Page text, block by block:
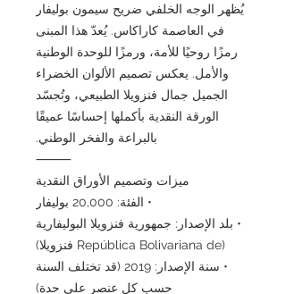
يُظهر الوجه الخلفي ضريح سيمون بوليفار
في العاصمة كاراكاس. يُعدّ هذا المبنى
رمزًا روحيًا للأمة، ورمزًا للوحدة الوطنية
والأمل. يعكس تصميم الألوان الخضراء
الجميل جمال فنزويلا الطبيعي، وتُجسّد
الورقة النقدية بأكملها إحساسًا عميقًا
بالبراعة والفخر الوطني.
⸻
ميزات وتصميم الأوراق النقدية
• الفئة: 20,000 بوليفار
• بلد الإصدار: جمهورية فنزويلا البوليفارية
(República Bolivariana de فنزويلا)
• سنة الإصدار: 2019 (قد تختلف السنة
حسب كل عنصر على حدة)